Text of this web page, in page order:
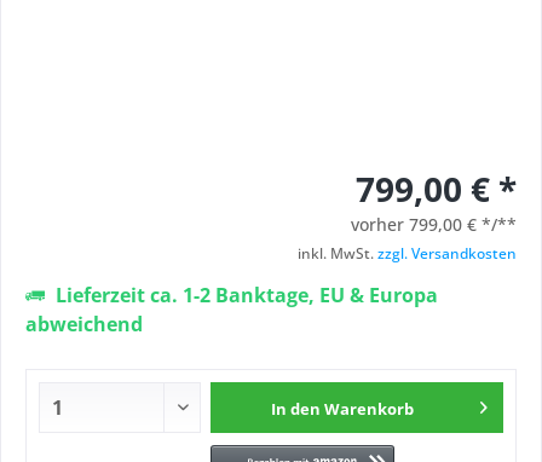
799,00 € *
vorher 799,00 € */**
inkl. MwSt.zzgl. Versandkosten
Lieferzeit ca. 1-2 Banktage, EU & Europa
abweichend
In den Warenkorb